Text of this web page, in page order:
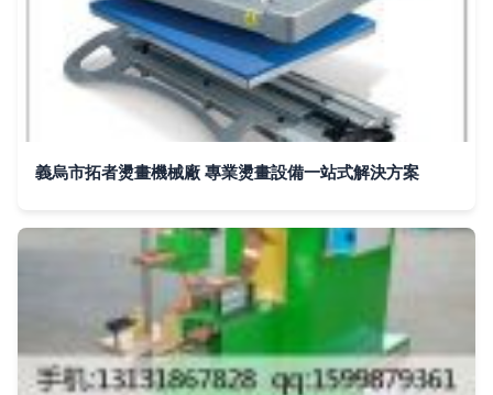
義烏市拓者燙畫機械廠 專業燙畫設備一站式解決方案